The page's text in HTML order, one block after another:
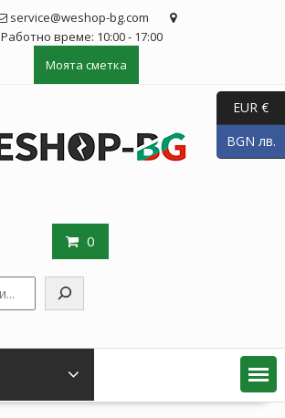
service@weshop-bg.com
Работно време: 10:00 - 17:00
Моята сметка
0
EUR €
BGN лв.